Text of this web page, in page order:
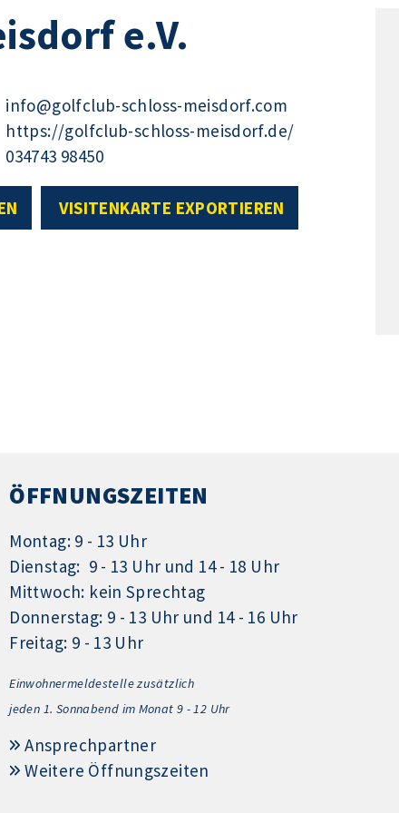
e.V.
info@golfclub-schloss-meisdorf.com
https://golfclub-schloss-meisdorf.de/
034743 98450
VISITENKARTE EXPORTIEREN
ÖFFNUNGSZEITEN
Montag: 9 - 13 Uhr
Dienstag: 9 - 13 Uhr und 14 - 18 Uhr
Mittwoch: kein Sprechtag
Donnerstag: 9 - 13 Uhr und 14 - 16 Uhr
Freitag: 9 - 13 Uhr
Einwohnermeldestelle zusätzlich
jeden 1. Sonnabend im Monat 9 - 12 Uhr
Ansprechpartner
Weitere Öffnungszeiten